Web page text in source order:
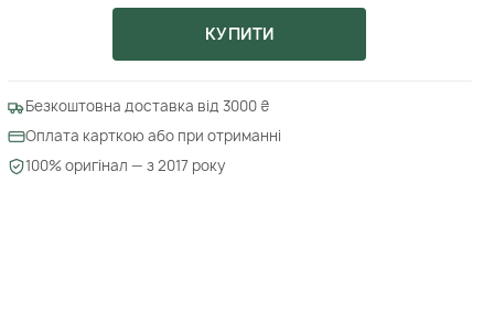
КУПИТИ
Безкоштовна доставка від 3000 ₴
Оплата карткою або при отриманні
100% оригінал — з 2017 року